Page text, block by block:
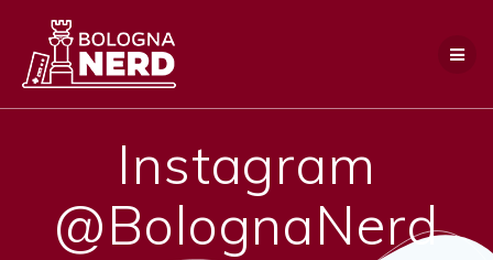
Instagram
@BolognaNerd